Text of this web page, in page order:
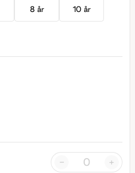
8 år 10 år
- +